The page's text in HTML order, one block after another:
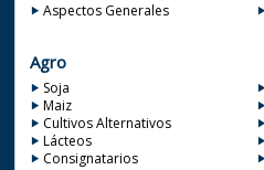
Aspectos Generales
Agro
Soja
Maiz
Cultivos Alternativos
Lácteos
Consignatarios